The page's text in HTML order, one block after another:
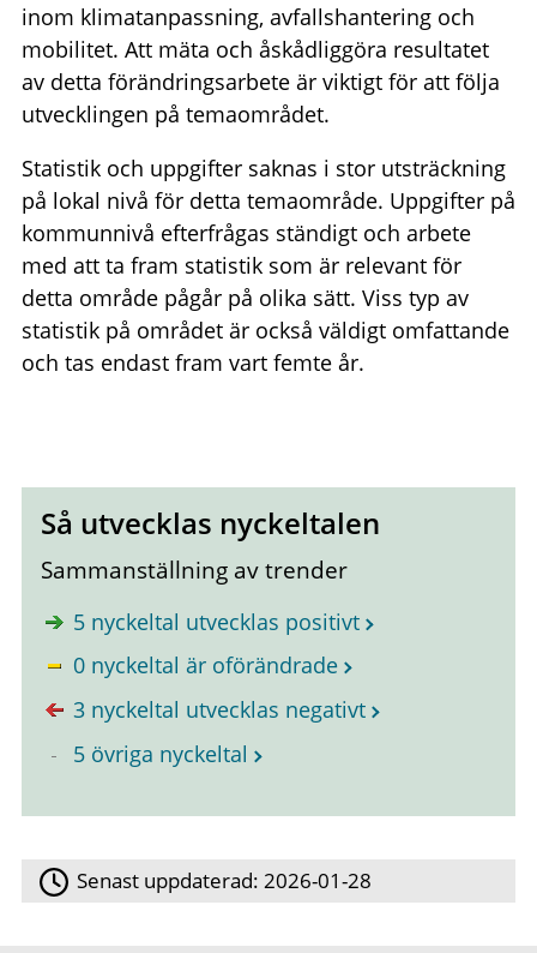
inom klimatanpassning, avfallshantering och
mobilitet. Att mäta och åskådliggöra resultatet
av detta förändringsarbete är viktigt för att följa
utvecklingen på temaområdet.
Statistik och uppgifter saknas i stor utsträckning
på lokal nivå för detta temaområde. Uppgifter på
kommunnivå efterfrågas ständigt och arbete
med att ta fram statistik som är relevant för
detta område pågår på olika sätt. Viss typ av
statistik på området är också väldigt omfattande
och tas endast fram vart femte år.
Så utvecklas nyckeltalen
Sammanställning av trender
5 nyckeltal utvecklas positivt
0 nyckeltal är oförändrade
3 nyckeltal utvecklas negativt
5 övriga nyckeltal
Senast uppdaterad:2026-01-28